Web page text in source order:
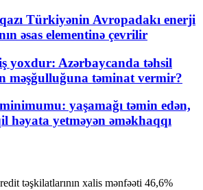
Türkiyənin Avropadakı enerji
əsas elementinə çevrilir
yoxdur: Azərbaycanda təhsil
məşğulluğuna təminat vermir?
yaşamağı təmin edən,
həyata yetməyən əməkhaqqı
təşkilatlarının xalis mənfəəti 46,6%